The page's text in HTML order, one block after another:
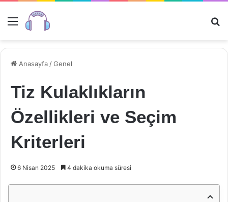
Menü
Anasayfa /Genel
Tiz Kulaklıkların
Özellikleri ve Seçim
Kriterleri
6 Nisan 2025 4 dakika okuma süresi